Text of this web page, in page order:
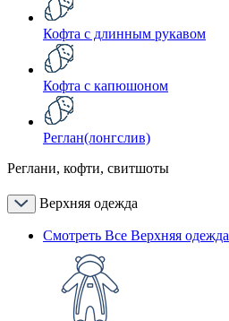
Кофта с длинным рукавом
Кофта с капюшоном
Реглан(лонгслив)
Реглани, кофти, свитшоты
Верхняя одежда
Смотреть Все Верхняя одежда